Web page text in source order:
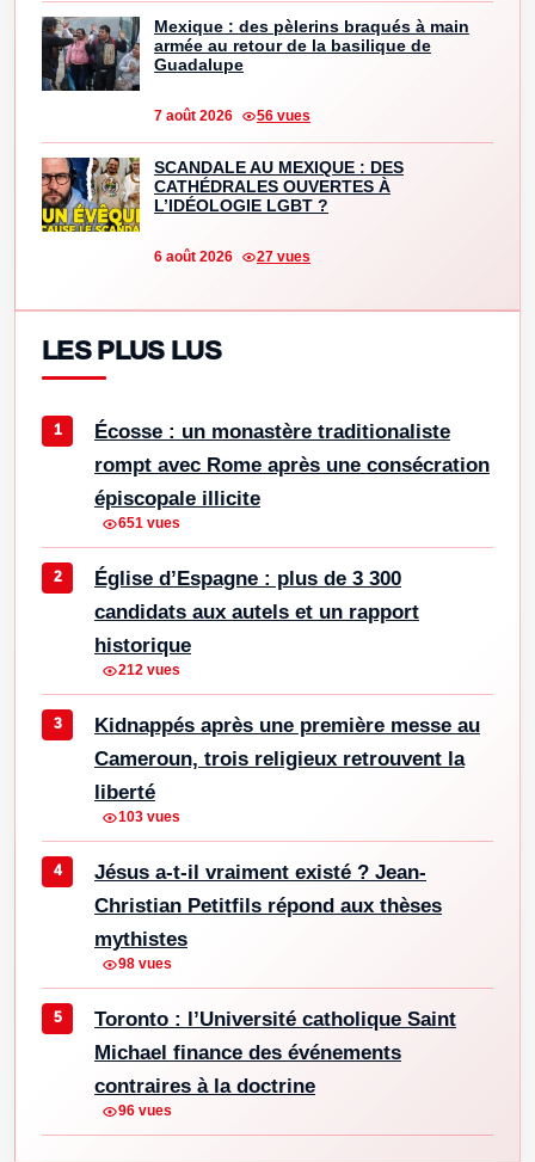
Mexique : des pèlerins braqués à main
armée au retour de la basilique de
Guadalupe
7 août 2026 56 vues
SCANDALE AU MEXIQUE : DES
CATHÉDRALES OUVERTES À
L’IDÉOLOGIE LGBT ?
6 août 2026 27 vues
LES PLUS LUS
Écosse : un monastère traditionaliste
rompt avec Rome après une consécration
épiscopale illicite
651 vues
Église d’Espagne : plus de 3 300
candidats aux autels et un rapport
historique
212 vues
Kidnappés après une première messe au
Cameroun, trois religieux retrouvent la
liberté
103 vues
Jésus a-t-il vraiment existé ? Jean-
Christian Petitfils répond aux thèses
mythistes
98 vues
Toronto : l’Université catholique Saint
Michael finance des événements
contraires à la doctrine
96 vues